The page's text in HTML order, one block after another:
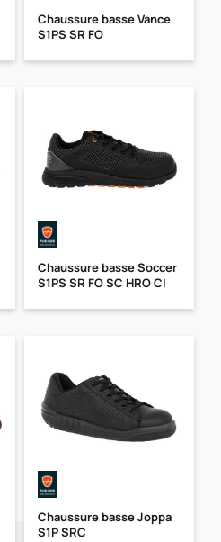
Chaussure basse Vance
S1PS SR FO
Chaussure basse Soccer
S1PS SR FO SC HRO CI
Chaussure basse Joppa
S1P SRC